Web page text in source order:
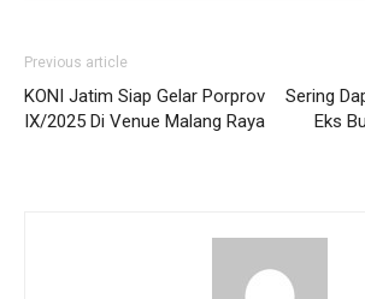
Previous article
KONI Jatim Siap Gelar Porprov
IX/2025 Di Venue Malang Raya
Sering
Eks